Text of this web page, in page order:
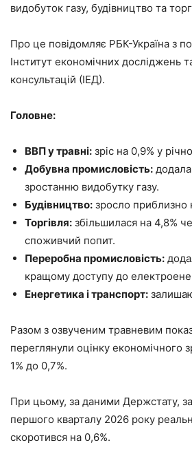
видобуток газу, будівництво та
Про це повідомляє РБК-Україна з
Інститут економічних досліджень
консультацій (ІЕД).
Головне:
ВВП у травні: зріс на 0,9% у
Добувна промисловість:
зростанню видобутку газу.
Будівництво: зросло приблизно
Торгівля: збільшилася на 4,8%
споживчий попит.
Переробна промисловість:
кращому доступу до
Енергетика і транспорт:
Разом з озвученим травневим
переглянули оцінку економічного
1% до 0,7%.
При цьому, за даними Держстату,
першого кварталу 2026 року
скоротився на 0,6%.